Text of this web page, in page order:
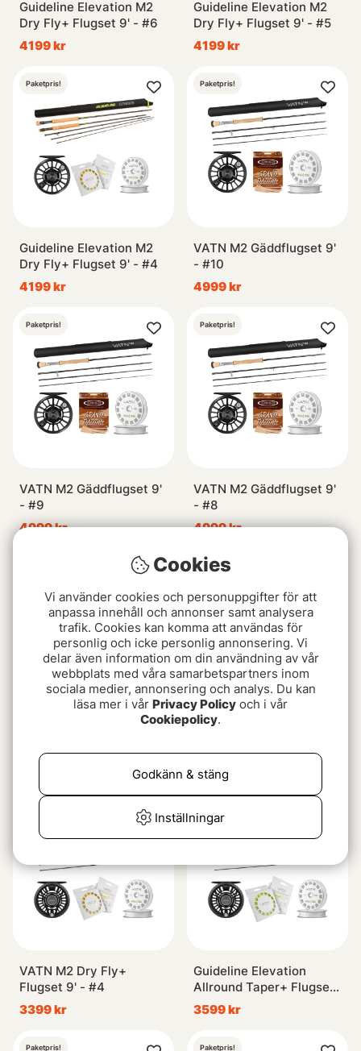
Guideline Elevation M2
Dry Fly+ Flugset 9' - #6
4199 kr
Guideline Elevation M2
Dry Fly+ Flugset 9' - #5
4199 kr
Paketpris!
Guideline Elevation M2
Dry Fly+ Flugset 9' - #4
4199 kr
Paketpris!
VATN M2 Gäddflugset 9'
- #10
4999 kr
Paketpris!
VATN M2 Gäddflugset 9'
- #9
4999 kr
Paketpris!
VATN M2 Gäddflugset 9'
- #8
4999 kr
Paketpris!
VATN M2 Dry Fly+
3399 kr
Paketpris!
VATN M2 Dry Fly+
Flugset 9' - #4
3399 kr
Guideline Elevation
Allround Taper+ Flugset
- #7
3599 kr
Paketpris! Paketpris!
Cookies
Vi använder cookies och personuppgifter för att
anpassa innehåll och annonser samt analysera
trafik. Cookies kan komma att användas för
personlig och icke personlig annonsering. Vi
delar även information om din användning av vår
webbplats med våra samarbetspartners inom
sociala medier, annonsering och analys. Du kan
läsa mer i vår Privacy Policy och i vår
Cookiepolicy.
Inställningar
Godkänn & stäng